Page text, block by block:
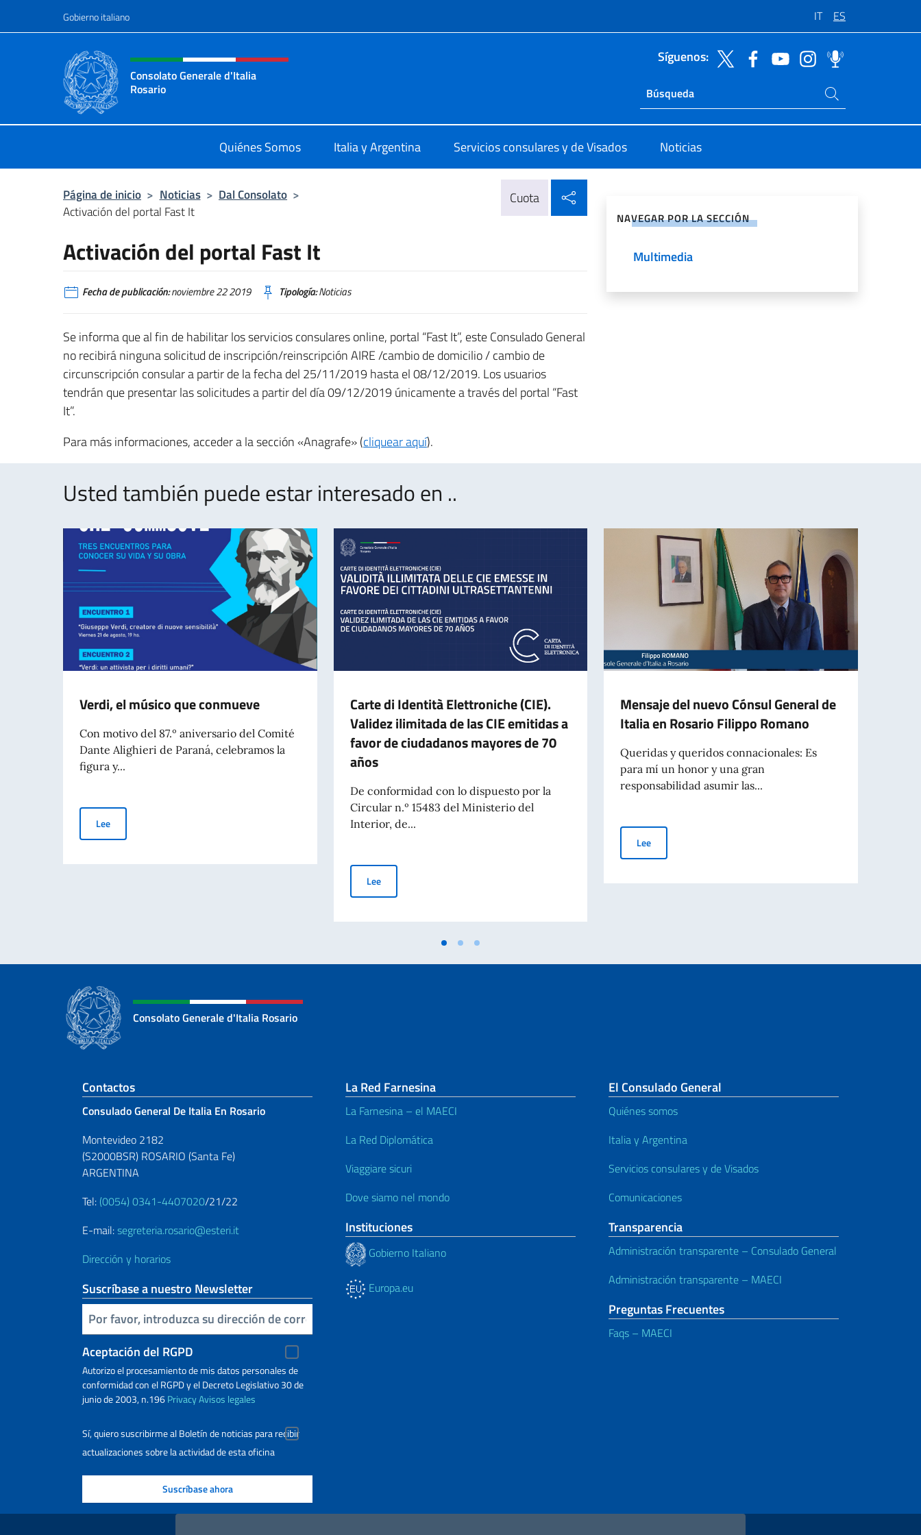
Gobierno italiano IT ES
Encabezado del sitio web, redes sociales y menú
Consolato Generale d'Italia
Rosario
Síguenos:
Ricerca sito live
Buscar en el sitio
Quiénes Somos Italia y Argentina Servicios consulares y de Visados Noticias
Página de inicio > Noticias > Dal Consolato >
Activación del portal Fast It
Cuota
Activación del portal Fast It
Fecha de publicación:noviembre 22 2019 Tipología:Noticias
Se informa que al fin de habilitar los servicios consulares online, portal “Fast It”, este Consulado General
no recibirá ninguna solicitud de inscripción/reinscripción AIRE /cambio de domicilio / cambio de
circunscripción consular a partir de la fecha del 25/11/2019 hasta el 08/12/2019. Los usuarios
tendrán que presentar las solicitudes a partir del día 09/12/2019 únicamente a través del portal “Fast
It”.
Para más informaciones, acceder a la sección «Anagrafe» (cliquear aquí).
NAVEGAR POR LA SECCIÓN
Multimedia
Usted también puede estar interesado en ..
Verdi, el músico que conmueve
Con motivo del 87.º aniversario del Comité
Dante Alighieri de Paraná, celebramos la
figura y...
LeeVerdi, el músico que conmueve
Carte di Identità Elettroniche (CIE).
Validez ilimitada de las CIE emitidas a
favor de ciudadanos mayores de 70
años
De conformidad con lo dispuesto por la
Circular n.º 15483 del Ministerio del
Interior, de...
LeeCarte di Identità Elettroniche (CIE). Validez ilimitada de las CIE emitidas a favor de ciudadanos mayores de 70 años
Mensaje del nuevo Cónsul General de
Italia en Rosario Filippo Romano
Queridas y queridos connacionales: Es
para mí un honor y una gran
responsabilidad asumir las...
LeeMensaje del nuevo Cónsul General de Italia en Rosario Filippo
Consolato Generale d'Italia Rosario
Sezione footer
Contactos
Consulado General De Italia En Rosario
Montevideo 2182
(S2000BSR) ROSARIO (Santa Fe)
ARGENTINA
Tel: (0054) 0341-4407020/21/22
E-mail:segreteria.rosario@esteri.it
Dirección y horarios
Suscríbase a nuestro Newsletter
Inserta tu correo electronico
Aceptación del RGPD
Autorizo ​​el procesamiento de mis datos personales de
conformidad con el RGPD y el Decreto Legislativo 30 de
junio de 2003, n.196PrivacyAvisos legales
Sí, quiero suscribirme al Boletín de noticias para recibir
actualizaciones sobre la actividad de esta oficina
La Red Farnesina
La Farnesina – el MAECI
La Red Diplomática
Viaggiare sicuri
Dove siamo nel mondo
Instituciones
Gobierno Italiano
Europa.eu
El Consulado General
Quiénes somos
Italia y Argentina
Servicios consulares y de Visados
Comunicaciones
Transparencia
Administración transparente – Consulado General
Administración transparente – MAECI
Preguntas Frecuentes
Faqs – MAECI
Enlaces útiles